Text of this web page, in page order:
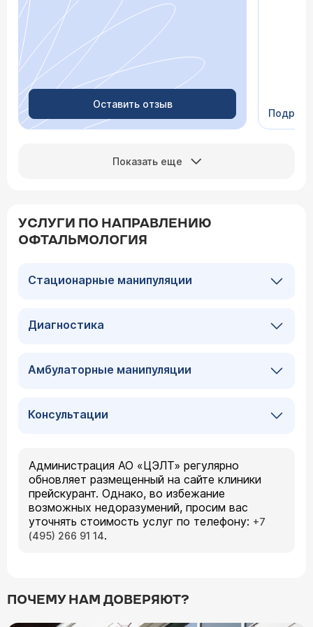
Оставить отзыв
Сейчас
Показать еще
УСЛУГИ ПО НАПРАВЛЕНИЮ
ОФТАЛЬМОЛОГИЯ
Стационарные манипуляции
Диагностика
Амбулаторные манипуляции
Консультации
Администрация АО «ЦЭЛТ» регулярно
обновляет размещенный на сайте клиники
прейскурант. Однако, во избежание
возможных недоразумений, просим вас
уточнять стоимость услуг по телефону: +7
(495) 266 91 14.
ПОЧЕМУ НАМ ДОВЕРЯЮТ?